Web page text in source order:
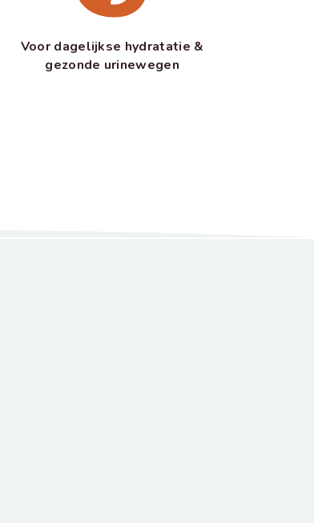
Voor dagelijkse hydratatie &
gezonde urinewegen